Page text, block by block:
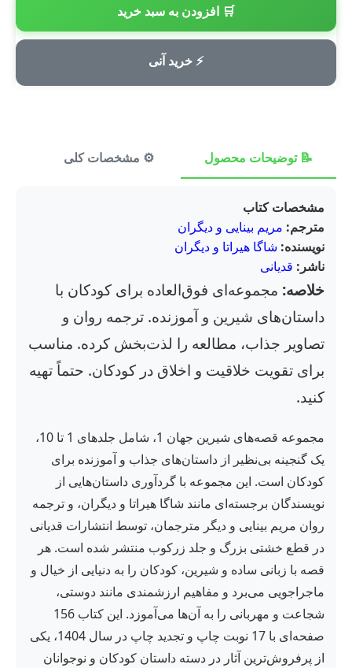
🛒 افزودن به سبد خرید
⚡ خرید آنی
💳 پرداخت امن
📝 توضیحات محصول ⚙️ مشخصات کلی
مشخصات کتاب
مترجم: مریم بینایی و دیگران
نویسنده: شاگا هیراتا و دیگران
ناشر: قدیانی
خلاصه: مجموعه‌ای فوق‌العاده برای کودکان با
داستان‌های شیرین و آموزنده. ترجمه روان و
تصاویر جذاب، مطالعه را لذت‌بخش کرده. مناسب
برای تقویت خلاقیت و اخلاق در کودکان. حتماً تهیه
کنید.
مجموعه قصه‌های شیرین جهان 1، شامل جلدهای 1 تا 10،
یک گنجینه بی‌نظیر از داستان‌های جذاب و آموزنده برای
کودکان است. این مجموعه با گردآوری داستان‌هایی از
نویسندگان برجسته‌ای مانند شاگا هیراتا و دیگران، و ترجمه
روان مریم بینایی و دیگر مترجمان، توسط انتشارات قدیانی
در قطع خشتی بزرگ و جلد زرکوب منتشر شده است. هر
قصه با زبانی ساده و شیرین، کودکان را به دنیایی از خیال و
ماجراجویی می‌برد و مفاهیم ارزشمندی مانند دوستی،
شجاعت و مهربانی را به آن‌ها می‌آموزد. این کتاب 156
صفحه‌ای با 17 نوبت چاپ و تجدید چاپ در سال 1404، یکی
از پرفروش‌ترین آثار در دسته داستان کودکان و نوجوانان